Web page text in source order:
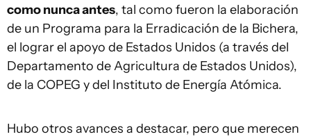
como nunca antes, tal como fueron la elaboración
de un Programa para la Erradicación de la Bichera,
el lograr el apoyo de Estados Unidos (a través del
Departamento de Agricultura de Estados Unidos),
de la COPEG y del Instituto de Energía Atómica.
Hubo otros avances a destacar, pero que merecen